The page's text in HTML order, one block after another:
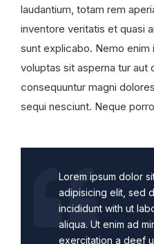
laudantium, totam rem
inventore veritatis et quasi
sunt explicabo. Nemo enim
voluptas sit asperna tur aut
consequuntur magni
sequi nesciunt. Neque
Lorem ipsum dolor
adipisicing elit, sed
incididunt with ut
aliqua. Ut enim ad
exercitation a deef